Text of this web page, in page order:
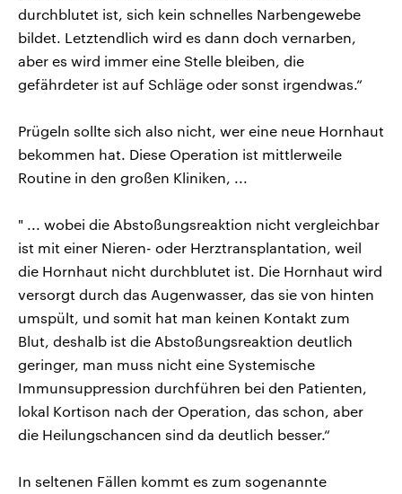
durchblutet ist, sich kein schnelles Narbengewebe
bildet. Letztendlich wird es dann doch vernarben,
aber es wird immer eine Stelle bleiben, die
gefährdeter ist auf Schläge oder sonst irgendwas.“
Prügeln sollte sich also nicht, wer eine neue Hornhaut
bekommen hat. Diese Operation ist mittlerweile
Routine in den großen Kliniken, ...
" ... wobei die Abstoßungsreaktion nicht vergleichbar
ist mit einer Nieren- oder Herztransplantation, weil
die Hornhaut nicht durchblutet ist. Die Hornhaut wird
versorgt durch das Augenwasser, das sie von hinten
umspült, und somit hat man keinen Kontakt zum
Blut, deshalb ist die Abstoßungsreaktion deutlich
geringer, man muss nicht eine Systemische
Immunsuppression durchführen bei den Patienten,
lokal Kortison nach der Operation, das schon, aber
die Heilungschancen sind da deutlich besser.“
In seltenen Fällen kommt es zum sogenannte